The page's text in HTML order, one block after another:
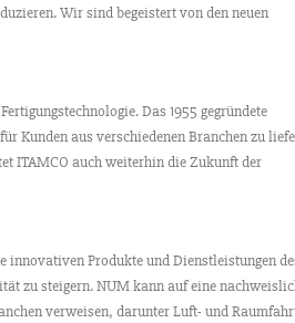
Wir sind begeistert von den neuen
Das 1955 gegründete
Kunden aus verschiedenen Branchen zu
ITAMCO auch weiterhin die Zukunft der
Produkte und Dienstleistungen
zu steigern. NUM kann auf eine
verweisen, darunter Luft- und